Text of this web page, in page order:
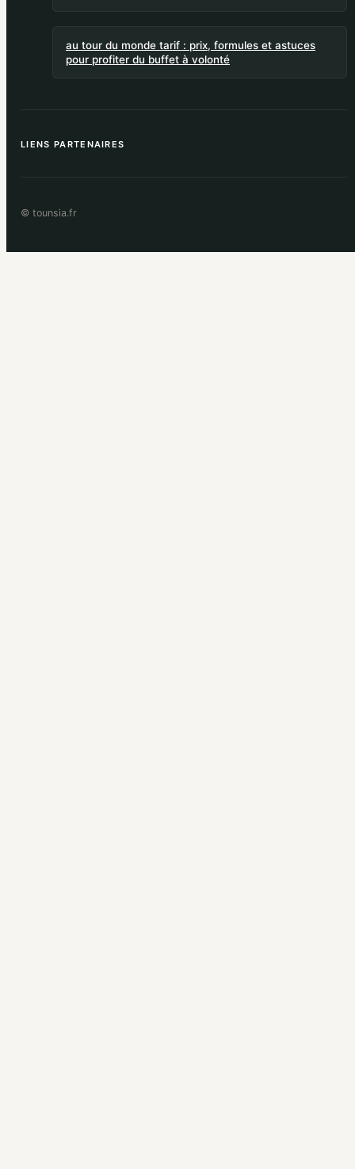
au tour du monde tarif : prix, formules et astuces
pour profiter du buffet à volonté
LIENS PARTENAIRES
© tounsia.fr